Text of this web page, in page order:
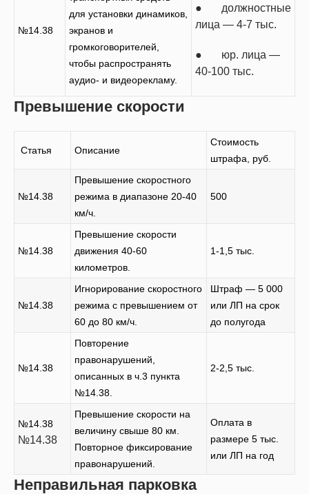
№14.38
для установки динамиков,
экранов и
громкоговорителей,
чтобы распространять
аудио- и видеорекламу.
● должностные
лица — 4-7 тыс.
● юр. лица —
40-100 тыс.
Превышение скорости
Статья Описание
Стоимость
штрафа, руб.
№14.38
Превышение скоростного
режима в диапазоне 20-40
км/ч.
500
№14.38
Превышение скорости
движения 40-60
километров.
1-1,5 тыс.
№14.38
Игнорирование скоростного
режима с превышением от
60 до 80 км/ч.
Штраф — 5 000
или ЛП на срок
до полугода
№14.38
Повторение
правонарушений,
описанных в ч.3 пункта
№14.38.
2-2,5 тыс.
№14.38
№14.38
Превышение скорости на
величину свыше 80 км.
Повторное фиксирование
правонарушений.
Оплата в
размере 5 тыс.
или ЛП на год
Неправильная парковка